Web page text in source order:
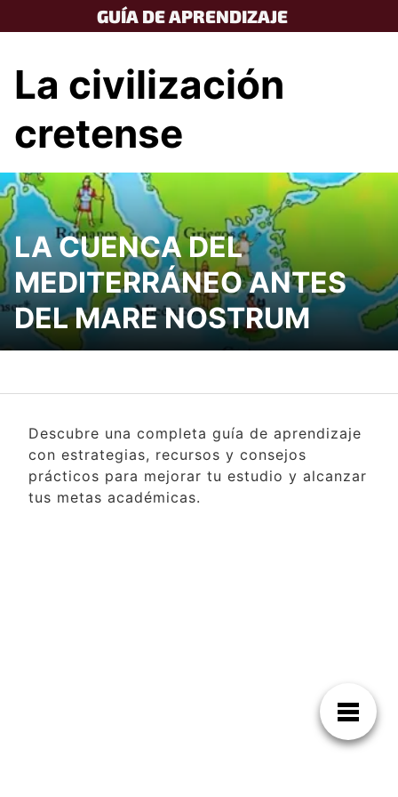
to
GUÍA DE APRENDIZAJE
La civilización
cretense
LA CUENCA DEL
MEDITERRÁNEO ANTES
DEL MARE NOSTRUM
Descubre una completa guía de aprendizaje
con estrategias, recursos y consejos
prácticos para mejorar tu estudio y alcanzar
tus metas académicas.